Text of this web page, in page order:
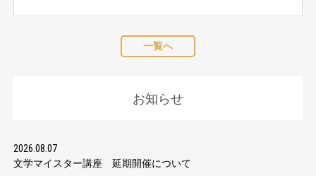
一覧へ
お知らせ
2026.08.07
文学マイスター講座 延期開催について